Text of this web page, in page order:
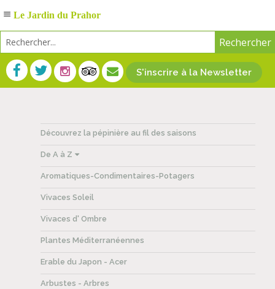
S'inscrire à la Newsletter
Découvrez la pépinière au fil des saisons
De A à Z
Aromatiques-Condimentaires-Potagers
Vivaces Soleil
Vivaces d' Ombre
Plantes Méditerranéennes
Erable du Japon - Acer
Arbustes - Arbres
Le Jardin du Prahor